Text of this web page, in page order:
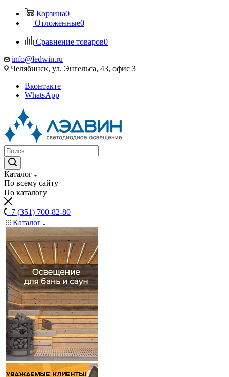
Корзина0
Отложенные0
Сравнение товаров0
info@ledwin.ru
Челябинск, ул. Энгельса, 43, офис 3
Вконтакте
WhatsApp
Каталог
По всему сайту
По каталогу
+7 (351) 700-82-80
Каталог